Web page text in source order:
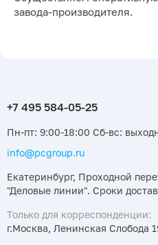
завода-производителя.
Пн-пт: 9:00-18:00 Сб-вс:
info@pcgroup.ru
Екатеринбург, Проходной
"Деловые линии". Сроки
Только для корреспонденции:
г.Москва, Ленинская Слобода